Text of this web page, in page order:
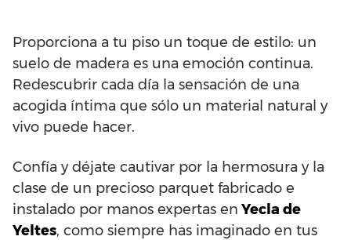
Proporciona a tu piso un toque de estilo: un
suelo de madera es una emoción continua.
Redescubrir cada día la sensación de una
acogida íntima que sólo un material natural y
vivo puede hacer.
Confía y déjate cautivar por la hermosura y la
clase de un precioso parquet fabricado e
instalado por manos expertas en Yecla de
Yeltes, como siempre has imaginado en tus